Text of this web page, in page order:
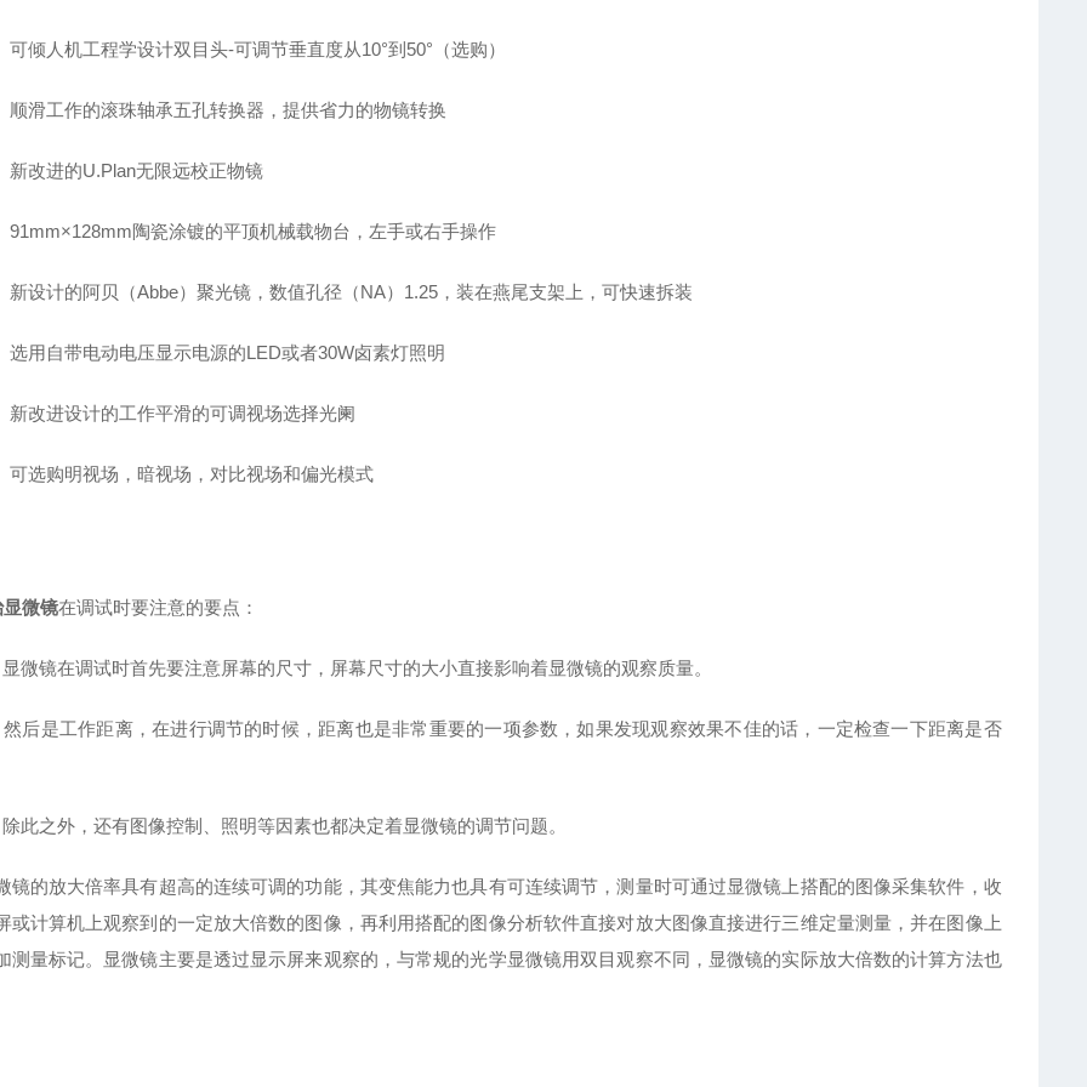
机工程学设计双目头-可调节垂直度从10°到50°（选购）
工作的滚珠轴承五孔转换器，提供省力的物镜转换
进的U.Plan无限远校正物镜
陶瓷涂镀的平顶机械载物台，左手或右手操作
的阿贝（Abbe）聚光镜，数值孔径（NA）1.25，装在燕尾支架上，可快速拆装
自带电动电压显示电源的LED或者30W卤素灯照明
进设计的工作平滑的可调视场选择光阑
购明视场，暗视场，对比视场和偏光模式
显微镜在调试时要注意的要点：
镜在调试时首先要注意屏幕的尺寸，屏幕尺寸的大小直接影响着显微镜的观察质量。
是工作距离，在进行调节的时候，距离也是非常重要的一项参数，如果发现观察效果不佳的话，一定检查一下距离是否
之外，还有图像控制、照明等因素也都决定着显微镜的调节问题。
的放大倍率具有超高的连续可调的功能，其变焦能力也具有可连续调节，测量时可通过显微镜上搭配的图像采集软件，收
或计算机上观察到的一定放大倍数的图像，再利用搭配的图像分析软件直接对放大图像直接进行三维定量测量，并在图像上
测量标记。显微镜主要是透过显示屏来观察的，与常规的光学显微镜用双目观察不同，显微镜的实际放大倍数的计算方法也